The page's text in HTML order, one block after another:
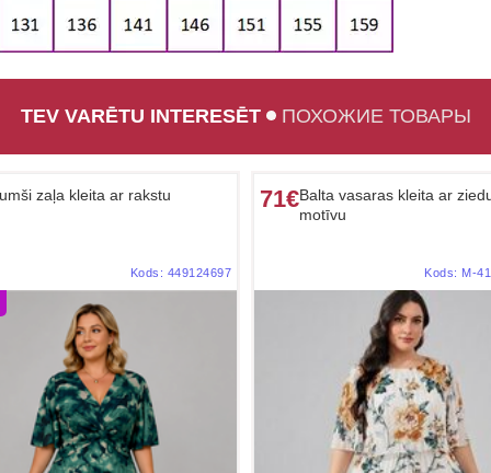
TEV VARĒTU INTERESĒT ПОХОЖИЕ ТОВАРЫ
zaļa kleita ar rakstu
Kods: 449124697
71€Balta vasaras kleita ar
motīvu
Kods: M-